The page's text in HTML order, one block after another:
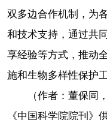
双多边合作机制，为
和技术支持，通过共
享经验等方式，推动
施和生物多样性保护
（作者：董保同
《中国科学院院刊》